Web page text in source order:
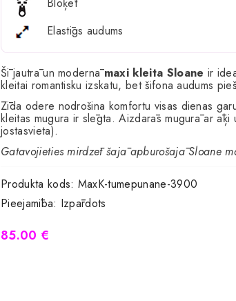
Elastīgs audums
Šī jautrā un modernāmaxi kleita Sloane ir
kleitai romantisku izskatu, bet šifona audums
Zīda odere nodrošina komfortu visas dienas
kleitas mugura ir slēgta. Aizdarās mugurā ar
jostasvieta).
Gatavojieties mirdzēt šajā apburošajā Sloane
Produkta kods: MaxK-tumepunane-3900
Pieejamība: Izpārdots
85.00 €